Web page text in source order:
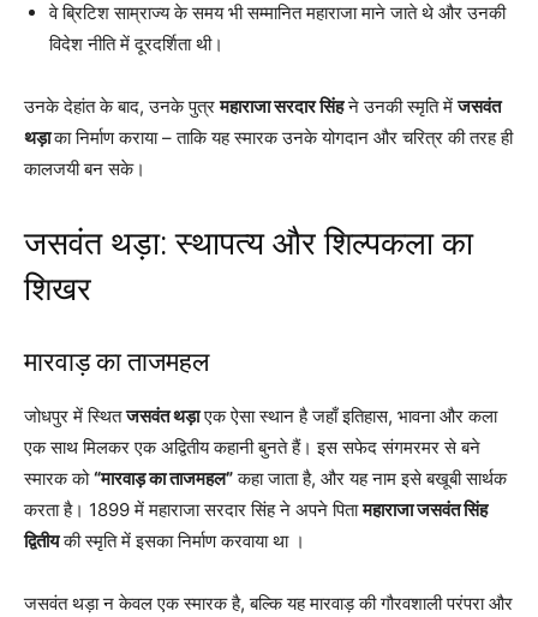
वे ब्रिटिश साम्राज्य के समय भी सम्मानित महाराजा माने जाते थे और उनकी
विदेश नीति में दूरदर्शिता थी।
उनके देहांत के बाद, उनके पुत्रमहाराजा सरदार सिंहने उनकी स्मृति मेंजसवंत
थड़ाका निर्माण कराया – ताकि यह स्मारक उनके योगदान और चरित्र की तरह ही
कालजयी बन सके।
जसवंत थड़ा: स्थापत्य और शिल्पकला का
शिखर
मारवाड़ का ताजमहल
जोधपुर में स्थितजसवंत थड़ाएक ऐसा स्थान है जहाँ इतिहास, भावना और कला
एक साथ मिलकर एक अद्वितीय कहानी बुनते हैं। इस सफेद संगमरमर से बने
स्मारक को“मारवाड़ का ताजमहल”कहा जाता है, और यह नाम इसे बखूबी सार्थक
करता है। 1899 में महाराजा सरदार सिंह ने अपने पितामहाराजा जसवंत सिंह
द्वितीयकी स्मृति में इसका निर्माण करवाया था ।
जसवंत थड़ा न केवल एक स्मारक है, बल्कि यह मारवाड़ की गौरवशाली परंपरा और